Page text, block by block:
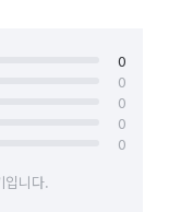
0
0
0
0
0
입니다.